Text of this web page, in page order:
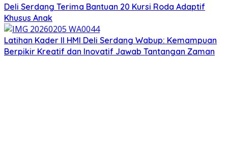
Deli Serdang Terima Bantuan 20 Kursi Roda Adaptif
Khusus Anak
Latihan Kader II HMI Deli Serdang Wabup: Kemampuan
Berpikir Kreatif dan Inovatif Jawab Tantangan Zaman